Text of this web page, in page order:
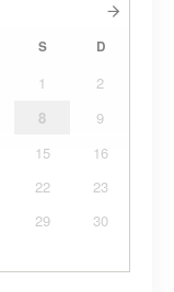
S D
1
2
8
9
15
16
22
23
29
30